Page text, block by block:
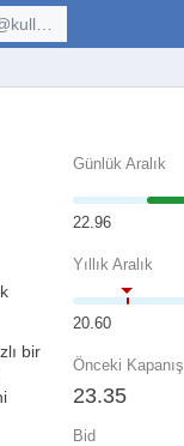
...
bir
Günlük Aralık
22.96
Yıllık Aralık
20.60
Önceki Kapanış
23.35
Bid